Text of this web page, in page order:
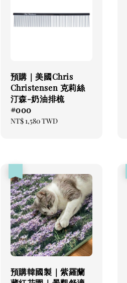
預購｜美國Chris
Christensen 克莉絲
汀森-奶油排梳
#000
Regular
NT$ 1,580 TWD
預購韓國製｜紫羅蘭